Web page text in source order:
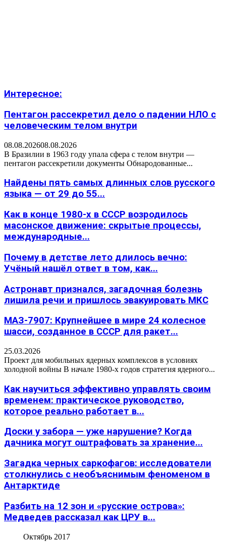
Интересное:
Пентагон рассекретил дело о падении НЛО с
человеческим телом внутри
08.08.202608.08.2026
В Бразилии в 1963 году упала сфера с телом внутри —
пентагон рассекретили документы Обнародованные...
Найдены пять самых длинных слов русского
языка — от 29 до 55...
Как в конце 1980-х в СССР возродилось
масонское движение: скрытые процессы,
международные...
Почему в детстве лето длилось вечно:
Учёный нашёл ответ в том, как...
Астронавт признался, загадочная болезнь
лишила речи и пришлось эвакуировать МКС
МАЗ-7907: Крупнейшее в мире 24 колесное
шасси, созданное в СССР для ракет...
25.03.2026
Проект для мобильных ядерных комплексов в условиях
холодной войны В начале 1980-х годов стратегия ядерного...
Как научиться эффективно управлять своим
временем: практическое руководство,
которое реально работает в...
Доски у забора — уже нарушение? Когда
дачника могут оштрафовать за хранение...
Загадка черных саркофагов: исследователи
столкнулись с необъяснимым феноменом в
Антарктиде
Разбить на 12 зон и «русские острова»:
Медведев рассказал как ЦРУ в...
Октябрь 2017